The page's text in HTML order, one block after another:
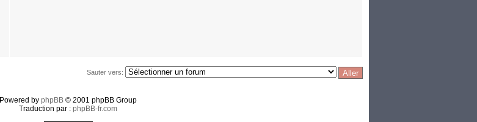
Sauter vers:
Powered by phpBB © 2001 phpBB Group
Traduction par : phpBB-fr.com